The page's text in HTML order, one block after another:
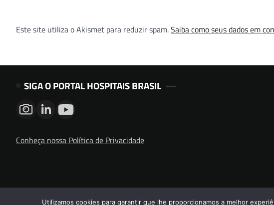
Este site utiliza o Akismet para reduzir spam.Saiba como seus dados em
SIGA O PORTAL HOSPITAIS BRASIL
Conheça nossa Política de Privacidade
Utilizamos cookies para garantir que lhe proporcionamos a melhor